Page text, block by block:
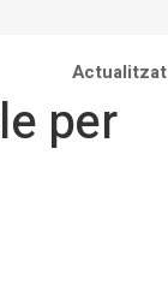
Actualitzat
per